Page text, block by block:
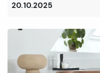
20.10.2025